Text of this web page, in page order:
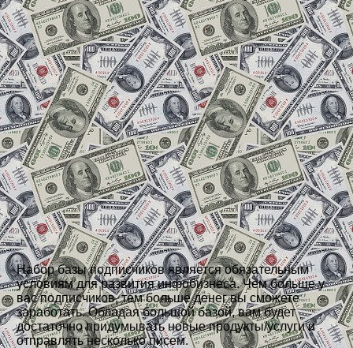
Набор базы подписчиков является обязательным
условиям для развития инфобизнеса. Чем больше у
вас подписчиков, тем больше денег вы сможете
заработать. Обладая большой базой, вам будет
достаточно придумывать новые продукты/услуги и
отправлять несколько писем.